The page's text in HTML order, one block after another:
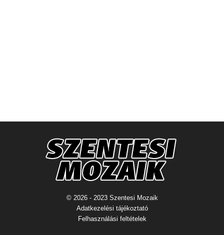
© 2026 - 2023 Szentesi Mozaik
Adatkezelési tájékoztató
Felhasználási feltételek